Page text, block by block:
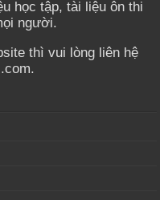
học tập, tài liệu ôn thi
người.
thì vui lòng liên hệ